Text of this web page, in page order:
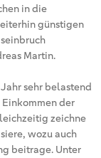
in die
günstigen
Martin.
sehr belastend
der
zeichne
wozu auch
beitrage. Unter